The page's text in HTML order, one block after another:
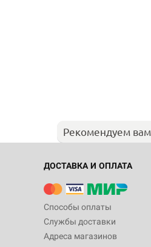
Рекомендуем вам
ДОСТАВКА И ОПЛАТА
Способы оплаты
Службы доставки
Адреса магазинов